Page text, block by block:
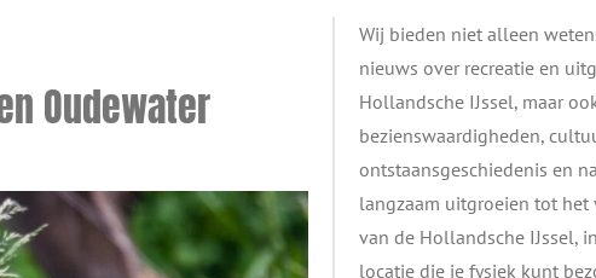
Oudewater
Wij bieden niet alleen
nieuws over recreatie en
Hollandsche IJssel, maar
bezienswaardigheden,
ontstaansgeschiedenis en
langzaam uitgroeien tot het
van de Hollandsche IJssel,
locatie die je fysiek kunt